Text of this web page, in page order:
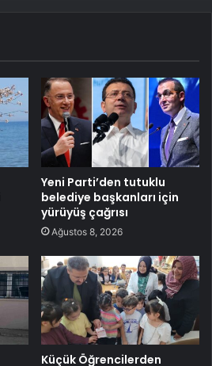
Yeni Parti’den tutuklu
belediye başkanları için
yürüyüş çağrısı
Ağustos 8, 2026
Küçük Öğrencilerden